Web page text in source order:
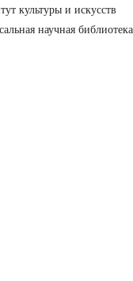
культуры и искусств
научная библиотека